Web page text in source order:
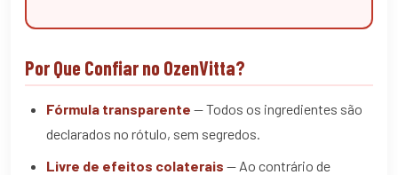
Por Que Confiar no OzenVitta?
Fórmula transparente — Todos os ingredientes são
declarados no rótulo, sem segredos.
Livre de efeitos colaterais — Ao contrário de